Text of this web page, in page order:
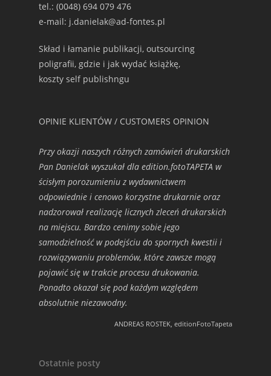
tel.: (0048) 694 079 476
e-mail: j.danielak@ad-fontes.pl
Skład i łamanie publikacji, outsourcing
poligrafii, gdzie i jak wydać książkę,
koszty self publishngu
OPINIE KLIENTÓW / CUSTOMERS OPINION
Przy okazji naszych różnych zamówień drukarskich
Pan Danielak wyszukał dla edition.fotoTAPETA w
ścisłym porozumieniu z wydawnictwem
odpowiednie i cenowo korzystne drukarnie oraz
nadzorował realizację licznych zleceń drukarskich
na miejscu. Bardzo cenimy sobie jego
samodzielność w podejściu do spornych kwestii i
rozwiązywaniu problemów, które zawsze mogą
pojawić się w trakcie procesu drukowania.
Ponadto okazał się pod każdym względem
absolutnie niezawodny.
ANDREAS ROSTEK, editionFotoTapeta
Ostatnie posty